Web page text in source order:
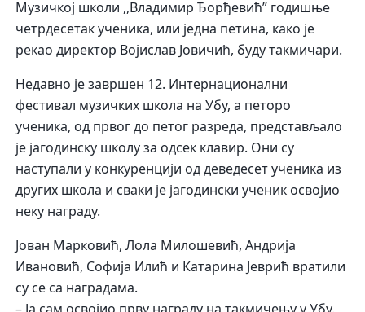
Музичкој школи ,,Владимир Ђорђевић” годишње
четрдесетак ученика, или једна петина, како је
рекао директор Војислав Јовичић, буду такмичари.
Недавно је завршен 12. Интернационални
фестивал музичких школа на Убу, а петоро
ученика, од првог до петог разреда, представљало
је јагодинску школу за одсек клавир. Они су
наступали у конкуренцији од деведесет ученика из
других школа и сваки је јагодински ученик освојио
неку награду.
Јован Марковић, Лола Милошевић, Андрија
Ивановић, Софија Илић и Катарина Јеврић вратили
су се са наградама.